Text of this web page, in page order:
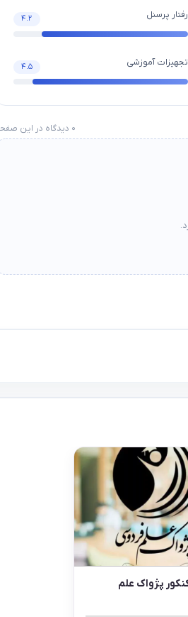
رفتار پرسنل ۴.۲
تجهیزات آموزشی ۴.۵
۰ دیدگاه در این
پژواک علم